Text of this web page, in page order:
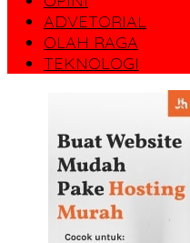
ADVETORIAL
OLAH RAGA
TEKNOLOGI